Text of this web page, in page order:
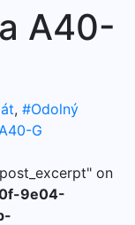
A40-
, #Odolný
G
on
9e04-